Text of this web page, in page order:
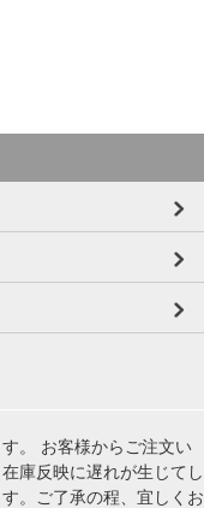
。 お客様からご注文い
庫反映に遅れが生じてし
。ご了承の程、宜しくお